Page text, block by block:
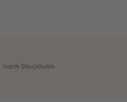
nach Stockholm